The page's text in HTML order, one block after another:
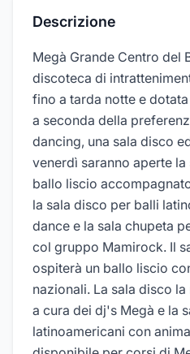
Descrizione
Megà Grande Centro del
discoteca di
fino a tarda notte e
a seconda della
dancing, una sala disco
venerdì saranno aperte
ballo liscio
la sala disco per balli
dance e la sala chupeta
col gruppo Mamirock. Il
ospiterà un ballo liscio
nazionali. La sala disco
a cura dei dj's Megà e la
latinoamericani con